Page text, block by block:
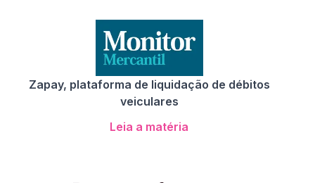
Zapay, plataforma de liquidação de débitos
veiculares
Leia a matéria